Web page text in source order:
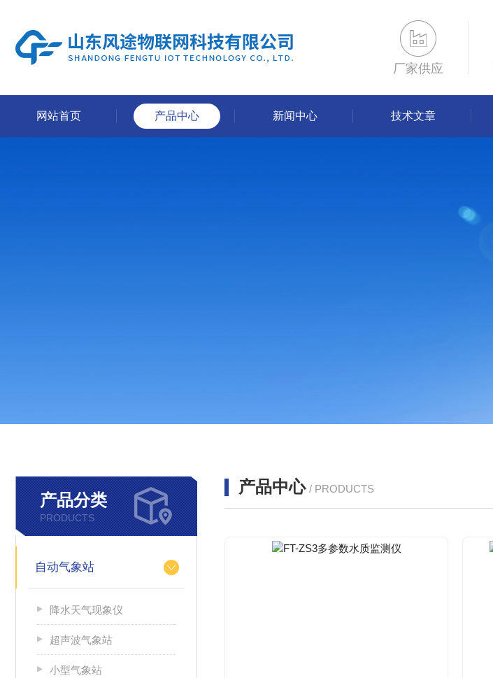
厂家供应
网站首页 产品中心 新闻中心 技术文章
产品分类
PRODUCTS
自动气象站
降水天气现象仪
超声波气象站
小型气象站
产品中心 / PRODUCTS